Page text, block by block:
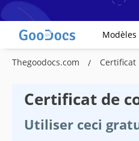
Modèles
Thegoodocs.com Certificat
Certificat de
Utiliser ceci